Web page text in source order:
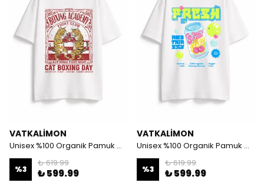
VATKALIMON
Unisex %100 Organik Pamuk Oversize Yuvarlak Yaka Baskılı T-shirt - Beyaz
%3
₺ 619.99
₺ 599.99
VATKALIMON
Unisex %100 Organik Pamuk Oversize Yuvarlak Yaka Baskılı T-shirt - Siyah
%3
₺ 619.99
₺ 599.99